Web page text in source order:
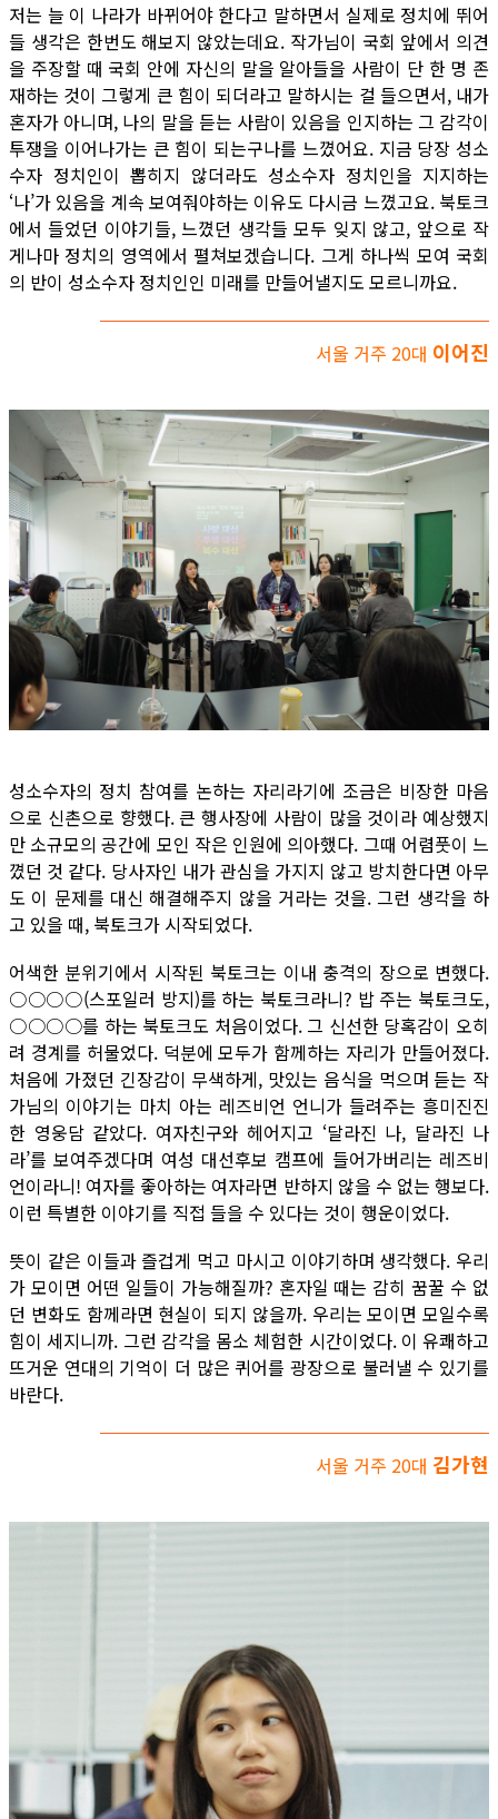
저는 늘 이 나라가 바뀌어야 한다고 말하면서 실제로 정치에 뛰어
들 생각은 한번도 해보지 않았는데요. 작가님이 국회 앞에서 의견
을 주장할 때 국회 안에 자신의 말을 알아들을 사람이 단 한 명 존
재하는 것이 그렇게 큰 힘이 되더라고 말하시는 걸 들으면서, 내가
혼자가 아니며, 나의 말을 듣는 사람이 있음을 인지하는 그 감각이
투쟁을 이어나가는 큰 힘이 되는구나를 느꼈어요. 지금 당장 성소
수자 정치인이 뽑히지 않더라도 성소수자 정치인을 지지하는
‘나’가 있음을 계속 보여줘야하는 이유도 다시금 느꼈고요. 북토크
에서 들었던 이야기들, 느꼈던 생각들 모두 잊지 않고, 앞으로 작
게나마 정치의 영역에서 펼쳐보겠습니다. 그게 하나씩 모여 국회
의 반이 성소수자 정치인인 미래를 만들어낼지도 모르니까요.
서울 거주 20대 이어진
성소수자의 정치 참여를 논하는 자리라기에 조금은 비장한 마음
으로 신촌으로 향했다. 큰 행사장에 사람이 많을 것이라 예상했지
만 소규모의 공간에 모인 작은 인원에 의아했다. 그때 어렴풋이 느
꼈던 것 같다. 당사자인 내가 관심을 가지지 않고 방치한다면 아무
도 이 문제를 대신 해결해주지 않을 거라는 것을. 그런 생각을 하
고 있을 때, 북토크가 시작되었다.
어색한 분위기에서 시작된 북토크는 이내 충격의 장으로 변했다.
○○○○(스포일러 방지)를 하는 북토크라니? 밥 주는 북토크도,
○○○○를 하는 북토크도 처음이었다. 그 신선한 당혹감이 오히
려 경계를 허물었다. 덕분에 모두가 함께하는 자리가 만들어졌다.
처음에 가졌던 긴장감이 무색하게, 맛있는 음식을 먹으며 듣는 작
가님의 이야기는 마치 아는 레즈비언 언니가 들려주는 흥미진진
한 영웅담 같았다. 여자친구와 헤어지고 ‘달라진 나, 달라진 나
라’를 보여주겠다며 여성 대선후보 캠프에 들어가버리는 레즈비
언이라니! 여자를 좋아하는 여자라면 반하지 않을 수 없는 행보다.
이런 특별한 이야기를 직접 들을 수 있다는 것이 행운이었다.
뜻이 같은 이들과 즐겁게 먹고 마시고 이야기하며 생각했다. 우리
가 모이면 어떤 일들이 가능해질까? 혼자일 때는 감히 꿈꿀 수 없
던 변화도 함께라면 현실이 되지 않을까. 우리는 모이면 모일수록
힘이 세지니까. 그런 감각을 몸소 체험한 시간이었다. 이 유쾌하고
뜨거운 연대의 기억이 더 많은 퀴어를 광장으로 불러낼 수 있기를
바란다.
서울 거주 20대 김가현